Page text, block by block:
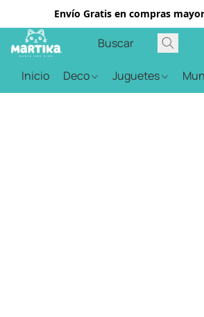
Envío Gratis en compras
Inicio Deco Juguetes